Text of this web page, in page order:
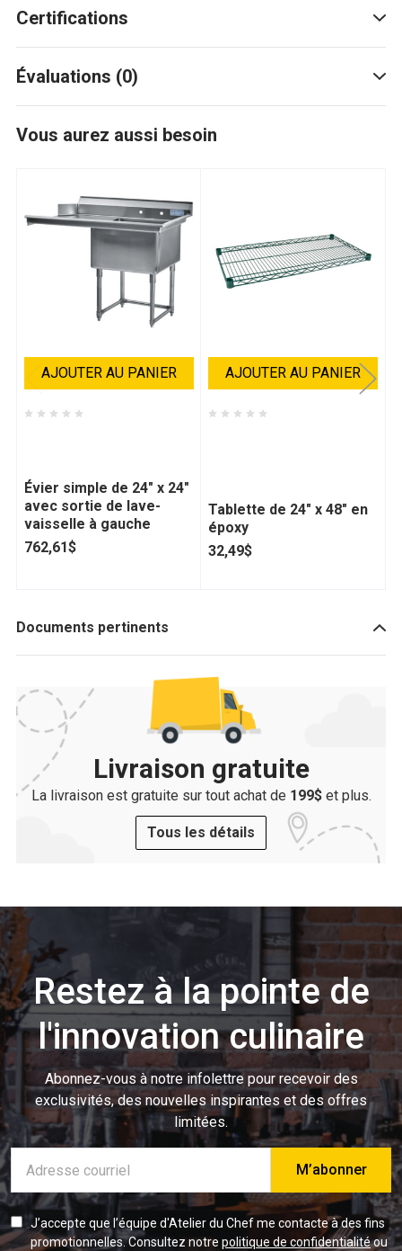
Certifications
Évaluations (0)
Vous aurez aussi besoin
AJOUTER AU PANIER
Évier simple de 24" x 24"
avec sortie de lave-
vaisselle à gauche
762,61$
AJOUTER AU PANIER
Tablette de 24" x 48" en
époxy
32,49$
Documents pertinents
Livraison gratuite
La livraison est gratuite sur tout achat de 199$et plus.
Tous les détails
Restez à la pointe de
l'innovation culinaire
Abonnez-vous à notre infolettre pour recevoir des
exclusivités, des nouvelles inspirantes et des offres
limitées.
mail
J’accepte que l’équipe d'Atelier du Chef me contacte à des fins
promotionnelles. Consultez notre politique de confidentialitéou